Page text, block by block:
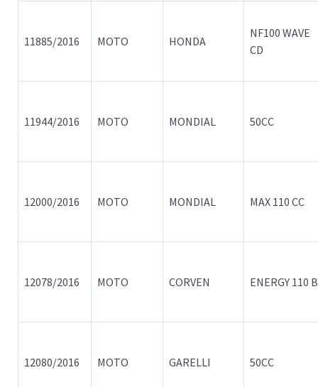
11885/2016 MOTO HONDA
NF100 WAVE
CD
11944/2016 MOTO MONDIAL 50CC
12000/2016 MOTO MONDIAL MAX 110 CC
12078/2016 MOTO CORVEN ENERGY 110
12080/2016 MOTO GARELLI 50CC